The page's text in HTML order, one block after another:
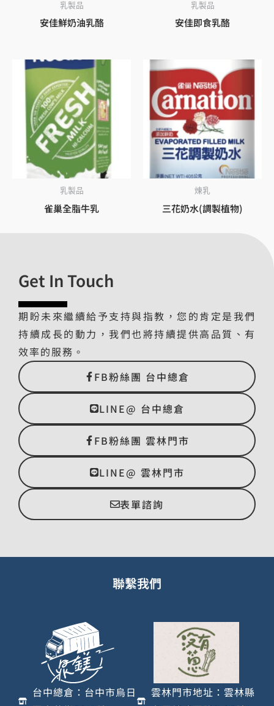
乳製品
安佳鮮奶油乳酪
乳製品
安佳即食乳酪
乳製品
雀巢全脂牛乳
煉乳
三花奶水(調製植物)
Get In Touch
期盼未來繼續給予支持與指教，您的肯定是我們
持續成長的動力，我們也將持續提供高品質、有
效率的服務。
FB粉絲團 台中總倉
LINE@ 台中總倉
FB粉絲團 雲林門市
LINE@ 雲林門市
表單諮詢
聯繫我們
台中總倉：台中市烏日
雲林門市地址：雲林縣